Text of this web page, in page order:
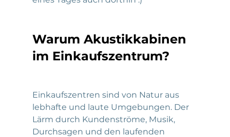
Warum Akustikkabinen
im Einkaufszentrum?
Einkaufszentren sind von Natur aus
lebhafte und laute Umgebungen. Der
Lärm durch Kundenströme, Musik,
Durchsagen und den laufenden